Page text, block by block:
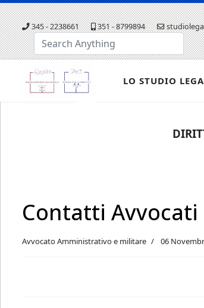
345 - 2238661 351 - 8799894
Cerca...
LO STUDIO
Contatti
Avvocato Amministrativo e militare 06